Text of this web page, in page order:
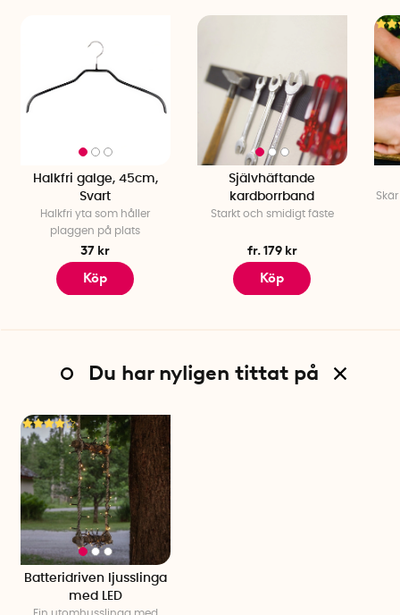
Halkfri galge, 45cm,
Svart
Halkfri yta som håller
plaggen på plats
37 kr
Köp
Självhäftande
kardborrband
Starkt och smidigt fäste
fr. 179 kr
Köp
Du har nyligen tittat på
Batteridriven ljusslinga
med LED